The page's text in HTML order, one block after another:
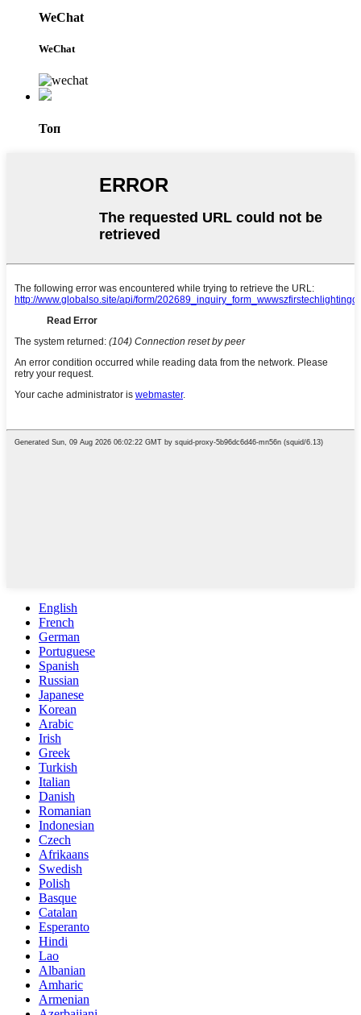
WeChat
WeChat
Топ
English
French
German
Portuguese
Spanish
Russian
Japanese
Korean
Arabic
Irish
Greek
Turkish
Italian
Danish
Romanian
Indonesian
Czech
Afrikaans
Swedish
Polish
Basque
Catalan
Esperanto
Hindi
Lao
Albanian
Amharic
Armenian